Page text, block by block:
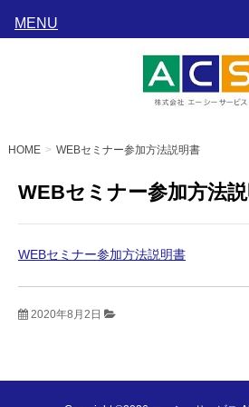
HOME WEBセミナー参加方法説明書
WEBセミナー参加方法
WEBセミナー参加方法説明書
2020年8月2日
MENU